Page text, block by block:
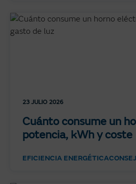
23 JULIO 2026
Cuánto consume un
potencia, kWh y coste
EFICIENCIA ENERGÉTICA